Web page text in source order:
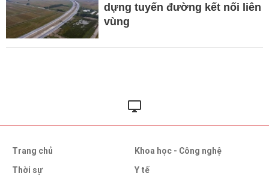
dựng tuyến đường kết nối liên
vùng
Trang chủ
Thời sự
Khoa học - Công nghệ
Y tế